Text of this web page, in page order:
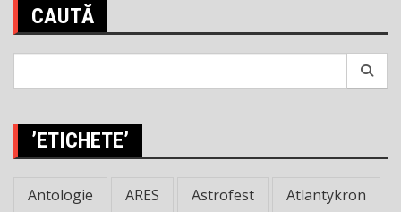
CAUTĂ
’ETICHETE’
Antologie ARES Astrofest Atlantykron